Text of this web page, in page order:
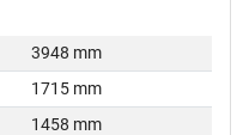
3948 mm
1715 mm
1458 mm